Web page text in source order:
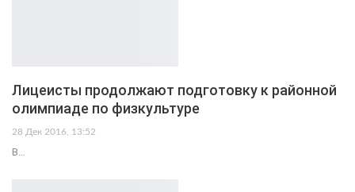
Лицеисты продолжают подготовку к районной
олимпиаде по физкультуре
28 Дек 2016, 13:52
В…